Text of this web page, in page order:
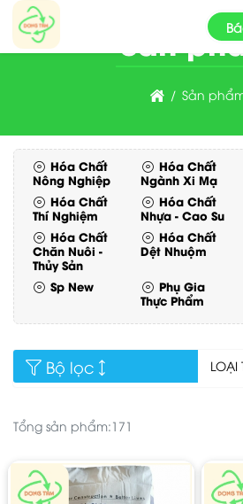
Sản
Sản
Hóa Chất
Nông Nghiệp
Hóa Chất
Ngành Xi Mạ
Hóa Chất
Thí Nghiệm
Hóa Chất
Nhựa - Cao Su
Hóa Chất
Chăn Nuôi -
Thủy Sản
Hóa Chất
Dệt Nhuộm
Sp New
Phụ Gia
Thực Phẩm
Bộ lọc LOẠI
Tổng sản phẩm:171